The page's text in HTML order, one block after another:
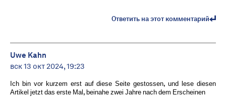
Ответить на этот комментарий
Uwe Kahn
вск 13 окт 2024, 19:23
Ich bin vor kurzem erst auf diese Seite gestossen, und lese diesen
Artikel jetzt das erste Mal, beinahe zwei Jahre nach dem Erscheinen